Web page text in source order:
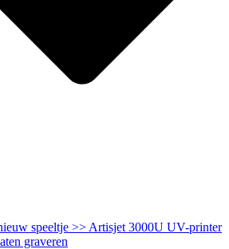
speeltje >> Artisjet 3000U UV-printer
graveren